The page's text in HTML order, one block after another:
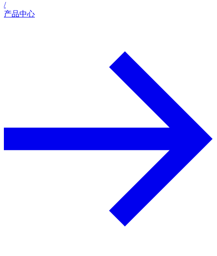
/
产品中心